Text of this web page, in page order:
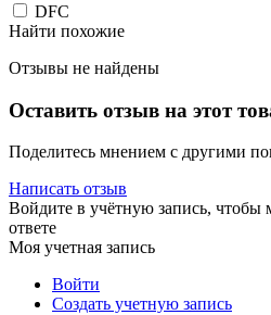
DFC
Найти похожие
Отзывы не найдены
Оставить отзыв на этот
Поделитесь мнением с другими
Написать отзыв
Войдите в учётную запись,
ответе
Моя учетная запись
Войти
Создать учетную запись